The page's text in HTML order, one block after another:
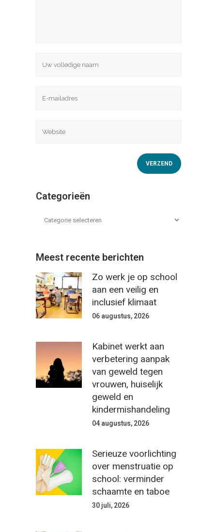
Categorieën
Meest recente berichten
Zo werk je op school
aan een veilig en
inclusief klimaat
06 augustus, 2026
Kabinet werkt aan
verbetering aanpak
van geweld tegen
vrouwen, huiselijk
geweld en
kindermishandeling
04 augustus, 2026
Serieuze voorlichting
over menstruatie op
school: verminder
schaamte en taboe
30 juli, 2026